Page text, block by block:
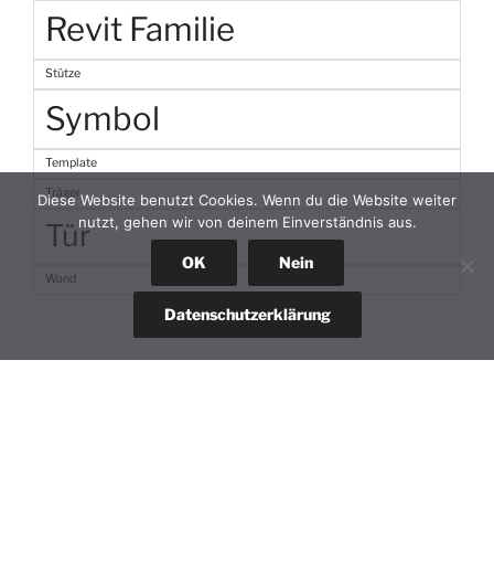
Revit Familie
Stütze
Symbol
Template
Träger
Tür
Wand
Diese Website benutzt Cookies. Wenn du die Website weiter
nutzt, gehen wir von deinem Einverständnis aus.
OK Nein
Datenschutzerklärung